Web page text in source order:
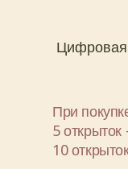
Цифровая
При
5 открыток
10